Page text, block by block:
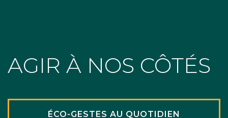
AGIR À NOS CÔTÉS
ÉCO-GESTES AU QUOTIDIEN